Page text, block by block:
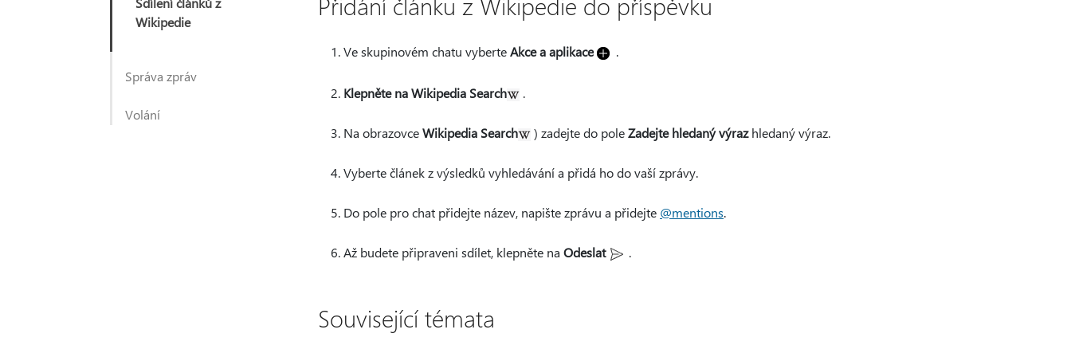
Wikipedie
Správa zpráv
Volání
Ve skupinovém chatu vyberteAkce a aplikace .
Klepněte na Wikipedia Search .
Na obrazovceWikipedia Search ) zadejte do poleZadejte hledaný výrazhledaný výraz.
Vyberte článek z výsledků vyhledávání a přidá ho do vaší zprávy.
Do pole pro chat přidejte název, napište zprávu a přidejte @mentions.
Až budete připraveni sdílet, klepněte na Odeslat .
Související témata